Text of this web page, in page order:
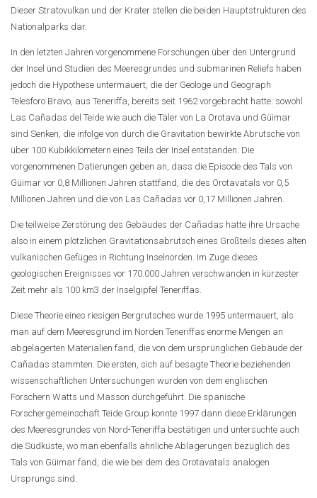
Dieser Stratovulkan und der Krater stellen die beiden Hauptstrukturen des
Nationalparks dar.
In den letzten Jahren vorgenommene Forschungen über den Untergrund
der Insel und Studien des Meeresgrundes und submarinen Reliefs haben
jedoch die Hypothese untermauert, die der Geologe und Geograph
Telesforo Bravo, aus Teneriffa, bereits seit 1962 vorgebracht hatte: sowohl
Las Cañadas del Teide wie auch die Täler von La Orotava und Güimar
sind Senken, die infolge von durch die Gravitation bewirkte Abrutsche von
über 100 Kubikkilometern eines Teils der Insel entstanden. Die
vorgenommenen Datierungen geben an, dass die Episode des Tals von
Güimar vor 0,8 Millionen Jahren stattfand, die des Orotavatals vor 0,5
Millionen Jahren und die von Las Cañadas vor 0,17 Millionen Jahren.
Die teilweise Zerstörung des Gebäudes der Cañadas hatte ihre Ursache
also in einem plötzlichen Gravitationsabrutsch eines Großteils dieses alten
vulkanischen Gefüges in Richtung Inselnorden. Im Zuge dieses
geologischen Ereignisses vor 170.000 Jahren verschwanden in kürzester
Zeit mehr als 100 km3 der Inselgipfel Teneriffas.
Diese Theorie eines riesigen Bergrutsches wurde 1995 untermauert, als
man auf dem Meeresgrund im Norden Teneriffas enorme Mengen an
abgelagerten Materialien fand, die von dem ursprünglichen Gebäude der
Cañadas stammten. Die ersten, sich auf besagte Theorie beziehenden
wissenschaftlichen Untersuchungen wurden von dem englischen
Forschern Watts und Masson durchgeführt. Die spanische
Forschergemeinschaft Teide Group konnte 1997 dann diese Erklärungen
des Meeresgrundes von Nord-Teneriffa bestätigen und untersuchte auch
die Südküste, wo man ebenfalls ähnliche Ablagerungen bezüglich des
Tals von Güimar fand, die wie bei dem des Orotavatals analogen
Ursprungs sind.